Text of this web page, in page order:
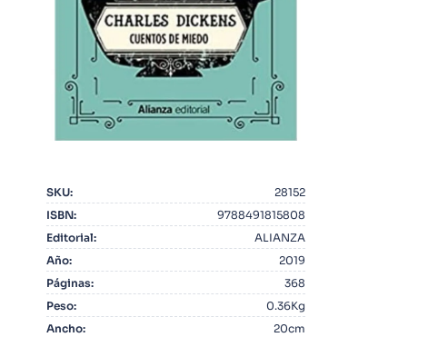
SKU:
28152
ISBN:
9788491815808
Editorial:
ALIANZA
Año:
2019
Páginas:
368
Peso:
0.36Kg
Ancho:
20cm